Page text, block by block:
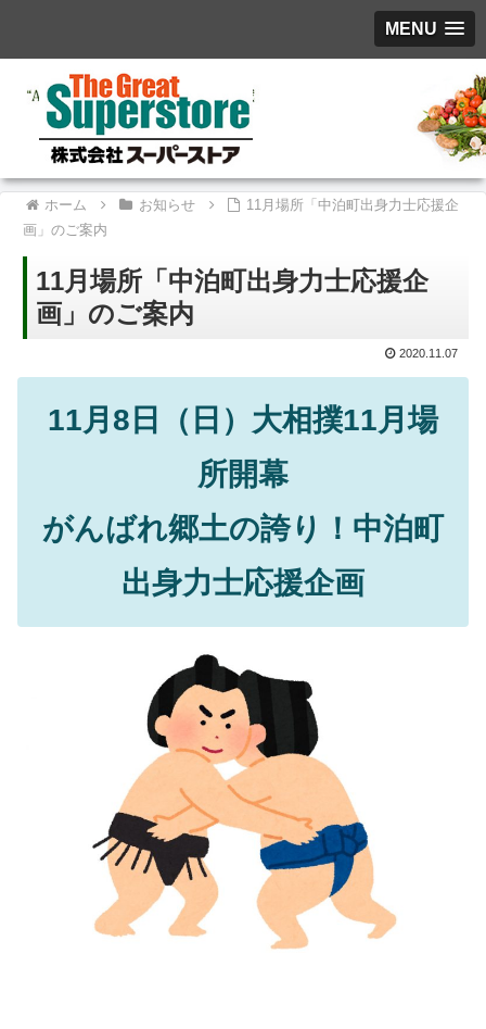
MENU
ホーム お知らせ
11月場所「中泊町出身力士応援企
画」のご案内
11月場所「中泊町出身力士応援企
画」のご案内
2020.11.07
11月8日（日）大相撲11月場
所開幕
がんばれ郷土の誇り！中泊町
出身力士応援企画